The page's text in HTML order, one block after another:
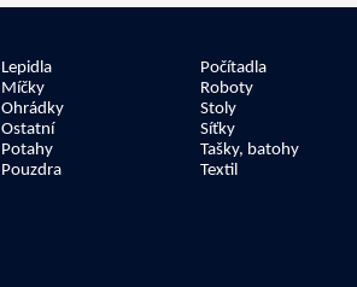
Lepidla
Míčky
Ohrádky
Ostatní
Potahy
Pouzdra
Počítadla
Roboty
Stoly
Síťky
Tašky, batohy
Textil